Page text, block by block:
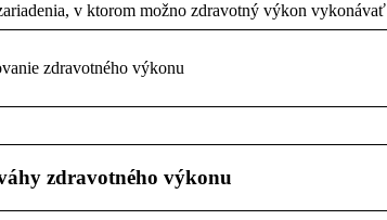
v ktorom možno zdravotný výkon vykonávať
zdravotného výkonu
zdravotného výkonu